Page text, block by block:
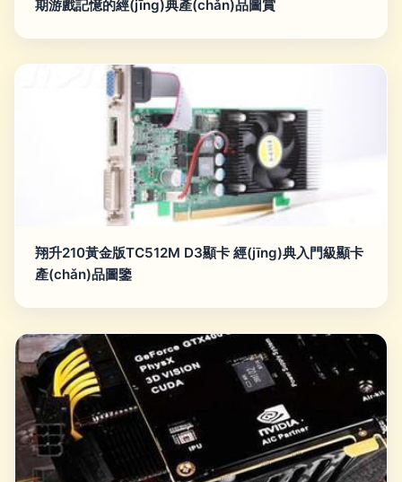
期游戲記憶的經(jīng)典產(chǎn)品圖賞
翔升210黃金版TC512M D3顯卡 經(jīng)典入門級顯卡
產(chǎn)品圖鑒